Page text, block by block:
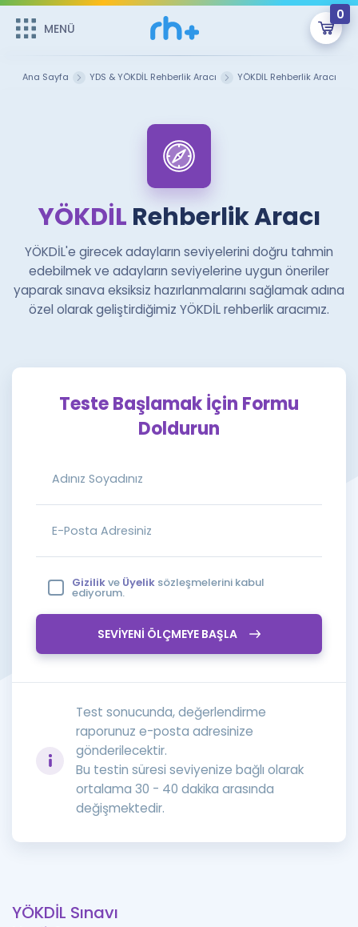
MENÜ
0
Şifremi Hatırlamıyorum
GİRİŞ YAP
ÜYE DEĞİLİM
Sepetin Şu An Boş.
Remzi Hoca ile seni sınava hazırlayacak onlarca eğitim seni
bekliyor!
MENÜ
Kitaplar ve Kaynaklar
Katılımcı Görüşleri
Faydalı Araçlar
Ücretsiz Kaynaklar
Puan Hesaplama
Rehberlik Aracı
Kampanyalar
Blog
İngilizce Gramer
Ana Sayfa YDS & YÖKDİL Rehberlik Aracı YÖKDİL Rehberlik Aracı
YÖKDİL Rehberlik Aracı
YÖKDİL'e girecek adayların seviyelerini doğru tahmin
edebilmek ve adayların seviyelerine uygun öneriler
yaparak sınava eksiksiz hazırlanmalarını sağlamak adına
özel olarak geliştirdiğimiz YÖKDİL rehberlik aracımız.
Teste Başlamak İçin Formu
Doldurun
Gizilikve Üyelik sözleşmelerini kabul
ediyorum.
SEVİYENİ ÖLÇMEYE BAŞLA
Test sonucunda, değerlendirme
raporunuz e-posta adresinize
gönderilecektir.
Bu testin süresi seviyenize bağlı olarak
ortalama 30 - 40 dakika arasında
değişmektedir.
YÖKDİL Sınavı